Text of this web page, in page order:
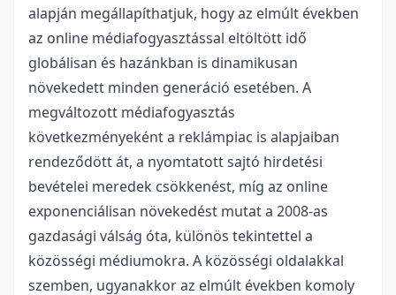
alapján megállapíthatjuk, hogy az elmúlt években
az online médiafogyasztással eltöltött idő
globálisan és hazánkban is dinamikusan
növekedett minden generáció esetében. A
megváltozott médiafogyasztás
következményeként a reklámpiac is alapjaiban
rendeződött át, a nyomtatott sajtó hirdetési
bevételei meredek csökkenést, míg az online
exponenciálisan növekedést mutat a 2008-as
gazdasági válság óta, különös tekintettel a
közösségi médiumokra. A közösségi oldalakkal
szemben, ugyanakkor az elmúlt években komoly